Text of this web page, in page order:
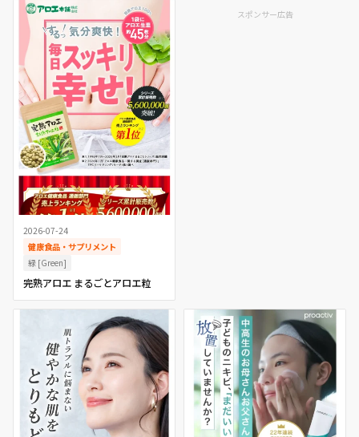
2026-07-24
健康食品・サプリメント
緑 [Green]
完熟アロエ まるごとアロエ粒
スポンサー広告